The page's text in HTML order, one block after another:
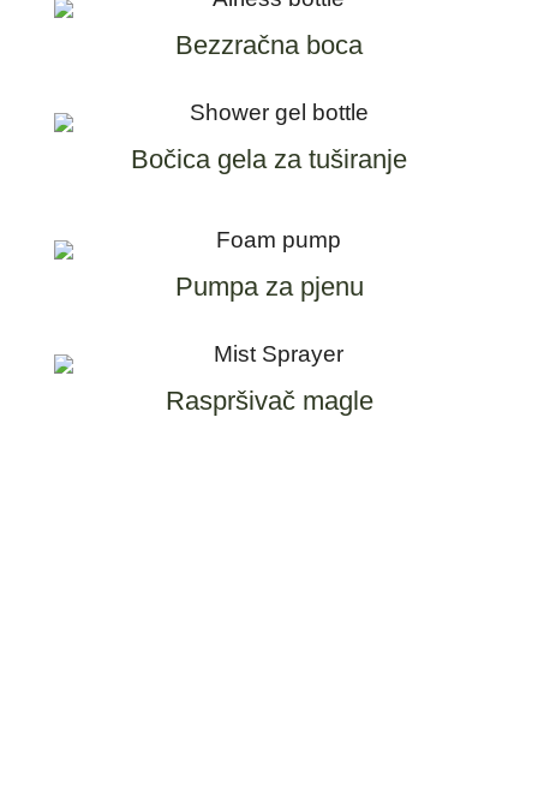
Bezzračna boca
Bočica gela za tuširanje
Pumpa za pjenu
Raspršivač magle